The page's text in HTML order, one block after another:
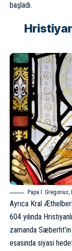
başladı.
Papa I. Gregorius,
Ayrıca Kral
604 yılında
zamanda
esasında siyasi